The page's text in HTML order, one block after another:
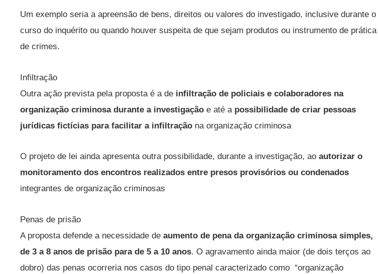
Um exemplo seria a apreensão de bens, direitos ou valores do investigado, inclusive durante o
curso do inquérito ou quando houver suspeita de que sejam produtos ou instrumento de prática
de crimes.
Infiltração
Outra ação prevista pela proposta é a de infiltração de policiais e colaboradores na
organização criminosa durante a investigação e até a possibilidade de criar pessoas
jurídicas fictícias para facilitar a infiltração na organização criminosa
O projeto de lei ainda apresenta outra possibilidade, durante a investigação, ao autorizar o
monitoramento dos encontros realizados entre presos provisórios ou condenados
integrantes de organização criminosas
Penas de prisão
A proposta defende a necessidade de aumento de pena da organização criminosa simples,
de 3 a 8 anos de prisão para de 5 a 10 anos. O agravamento ainda maior (de dois terços ao
dobro) das penas ocorreria nos casos do tipo penal caracterizado como “organização